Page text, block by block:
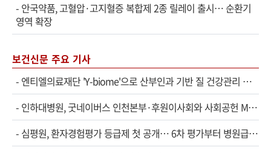
- 안국약품, 고혈압·고지혈증 복합제 2종 릴레이 출시… 순환기
영역 확장
보건신문 주요 기사
- 엔티엘의료재단 'Y-biome'으로 산부인과 기반 질 건강관리 서비스 확대
- 인하대병원, 굿네이버스 인천본부·후원이사회와 사회공헌 MOU
- 심평원, 환자경험평가 등급제 첫 공개… 6차 평가부터 병원급으로 확대